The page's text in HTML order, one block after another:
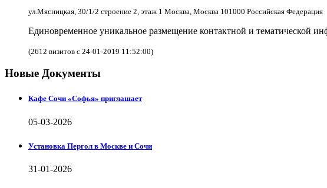
ул.Мясницкая, 30/1/2 строение 2, этаж 1 Москва, Москва 101000 Российская Федерация
Единовременное уникальное размещение контактной и тематической
(2612 визитов с 24-01-2019 11:52:00)
Новые Документы
Кафе Сочи «Софья» приглашает
05-03-2026
Установка Пергол в Москве и Сочи
31-01-2026